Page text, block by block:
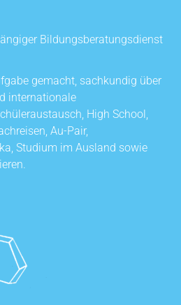
Bildungsberatungsdienst
gemacht, sachkundig über
internationale
High School,
Au-Pair,
Studium im Ausland sowie